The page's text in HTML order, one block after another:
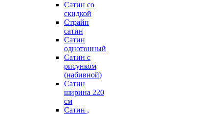
Сатин со
скидкой
Страйп
сатин
Сатин
однотонный
Сатин с
рисунком
(набивной)
Сатин
ширина 220
см
Сатин ,